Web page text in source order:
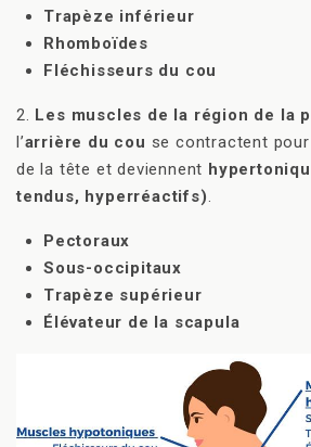
Trapèze inférieur
Rhomboïdes
Fléchisseurs du cou
2. Les muscles de la région de la
l’arrière du cou se contractent
de la tête et deviennent
tendus, hyperréactifs).
Pectoraux
Sous-occipitaux
Trapèze supérieur
Élévateur de la scapula